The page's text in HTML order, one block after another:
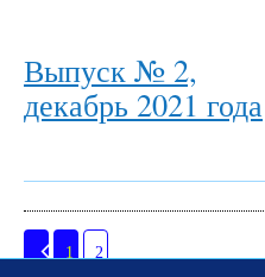
Выпуск № 2,
декабрь 2021 года
1 2